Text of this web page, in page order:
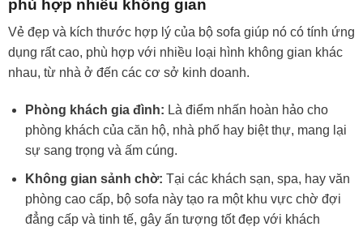
phù hợp nhiều không gian
Vẻ đẹp và kích thước hợp lý của bộ sofa giúp nó có tính ứng
dụng rất cao, phù hợp với nhiều loại hình không gian khác
nhau, từ nhà ở đến các cơ sở kinh doanh.
Phòng khách gia đình: Là điểm nhấn hoàn hảo cho
phòng khách của căn hộ, nhà phố hay biệt thự, mang lại
sự sang trọng và ấm cúng.
Không gian sảnh chờ: Tại các khách sạn, spa, hay văn
phòng cao cấp, bộ sofa này tạo ra một khu vực chờ đợi
đẳng cấp và tinh tế, gây ấn tượng tốt đẹp với khách